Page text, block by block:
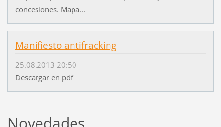
concesiones. Mapa...
Manifiesto antifracking
25.08.2013 20:50
Descargar en pdf
Novedades